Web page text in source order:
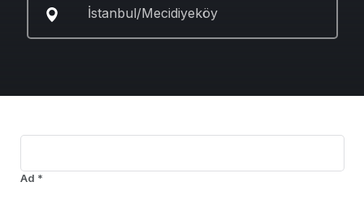
İstanbul/Mecidiyeköy
Ad *